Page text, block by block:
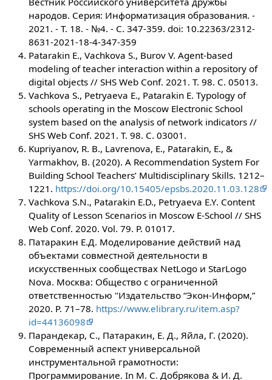
народов. Серия: Информатизация образования. -
2021. - Т. 18. - №4. - C. 347-359. doi: 10.22363/2312-
8631-2021-18-4-347-359
Patarakin E., Vachkova S., Burov V. Agent-based
modeling of teacher interaction within a repository of
digital objects // SHS Web Conf. 2021. Т. 98. С. 05013.
Vachkova S., Petryaeva E., Patarakin E. Typology of
schools operating in the Moscow Electronic School
system based on the analysis of network indicators //
SHS Web Conf. 2021. Т. 98. С. 03001.
Kupriyanov, R. B., Lavrenova, E., Patarakin, E., &
Yarmakhov, B. (2020). A Recommendation System For
Building School Teachers’ Multidisciplinary Skills. 1212–
1221. https://doi.org/10.15405/epsbs.2020.11.03.128
Vachkova S.N., Patarakin E.D., Petryaeva E.Y. Content
Quality of Lesson Scenarios in Moscow E-School // SHS
Web Conf. 2020. Vol. 79. P. 01017.
Патаракин Е.Д. Моделирование действий над
объектами совместной деятельности в
искусственных сообществах NetLogo и StarLogo
Nova. Москва: Общество с ограниченной
ответственностью "Издательство “Экон-Информ,”
2020. P. 71–78. https://www.elibrary.ru/item.asp?
id=44136098
Парандекар, С., Патаракин, Е. Д., Яйла, Г. (2020).
Современный аспект универсальной
инструментальной грамотности:
Программирование. In М. С. Добрякова & И. Д.